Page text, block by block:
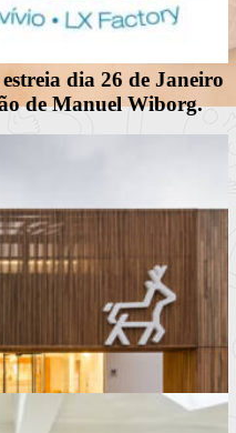
apresenta a sua nova carta
dia 26 de Janeiro
de Manuel Wiborg.
três drucos, quer dizer
este Tapado, sentados
sem saber que fazer
Inverno, muito fria mas seca.
Laranja Mecânica” – no
choque que Anthony
todas as revoluções, este era
subtil dava uma certa
demência saudável.